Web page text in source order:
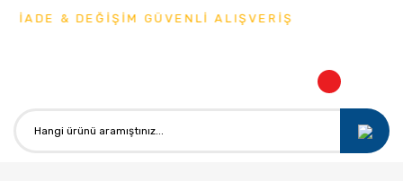
İADE & DEĞİŞİM GÜVENLİ ALIŞVERİŞ